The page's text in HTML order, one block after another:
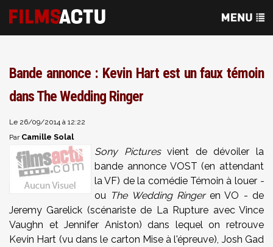
Bande annonce : Kevin Hart est un faux témoin
dans The Wedding Ringer
Le 26/09/2014 à 12:22
Par Camille Solal
Sony Picturesvient de dévoiler la
bande annonce VOST (en attendant
la VF) de la comédie Témoin à louer-
ou The Wedding Ringeren VO - de
Jeremy Garelick (scénariste de La Rupture avec Vince
Vaughn et Jennifer Aniston) dans lequel on retrouve
Kevin Hart (vu dans le carton Mise à l'épreuve), Josh Gad